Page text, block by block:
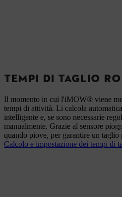
TEMPI DI TAGLIO
Il momento in cui l'iMOW® viene
tempi di attività. Li calcola
intelligente e, se sono necessarie
manualmente. Grazie al sensore
quando piove, per garantire un taglio
Calcolo e impostazione dei tempi di